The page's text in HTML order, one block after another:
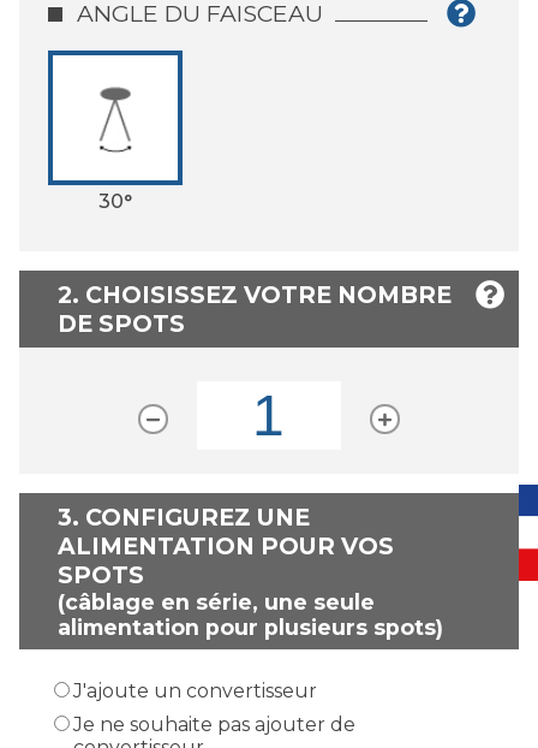
ANGLE DU FAISCEAU
30°
2. CHOISISSEZ VOTRE NOMBRE
DE SPOTS
3. CONFIGUREZ UNE
ALIMENTATION POUR VOS
SPOTS
(câblage en série, une seule
alimentation pour plusieurs spots)
J'ajoute un convertisseur
Je ne souhaite pas ajouter de